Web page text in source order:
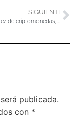
SIGUIENTE
publicada.
con *